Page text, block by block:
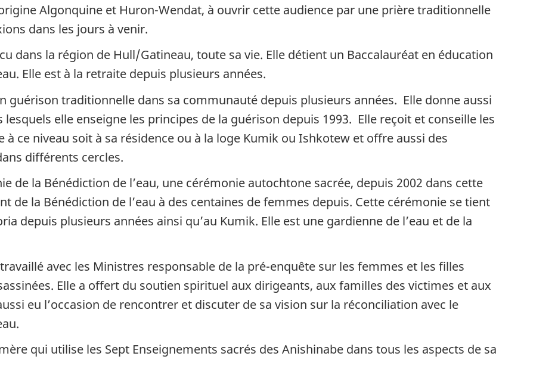
Algonquine et Huron-Wendat, à ouvrir cette audience par une prière traditionnelle
dans les jours à venir.
dans la région de Hull/Gatineau, toute sa vie. Elle détient un Baccalauréat en éducation
Elle est à la retraite depuis plusieurs années.
guérison traditionnelle dans sa communauté depuis plusieurs années. Elle donne aussi
elle enseigne les principes de la guérison depuis 1993. Elle reçoit et conseille les
à ce niveau soit à sa résidence ou à la loge Kumik ou Ishkotew et offre aussi des
différents cercles.
de la Bénédiction de l’eau, une cérémonie autochtone sacrée, depuis 2002 dans cette
de la Bénédiction de l’eau à des centaines de femmes depuis. Cette cérémonie se tient
depuis plusieurs années ainsi qu’au Kumik. Elle est une gardienne de l’eau et de la
avec les Ministres responsable de la pré-enquête sur les femmes et les filles
Elle a offert du soutien spirituel aux dirigeants, aux familles des victimes et aux
eu l’occasion de rencontrer et discuter de sa vision sur la réconciliation avec le
qui utilise les Sept Enseignements sacrés des Anishinabe dans tous les aspects de sa